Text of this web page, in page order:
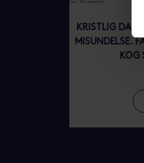
KRISTLIG
MISUNDELSE.
KOG